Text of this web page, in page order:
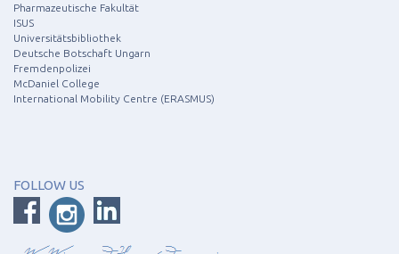
Pharmazeutische Fakultät
ISUS
Universitätsbibliothek
Deutsche Botschaft Ungarn
Fremdenpolizei
McDaniel College
International Mobility Centre (ERASMUS)
FOLLOW US